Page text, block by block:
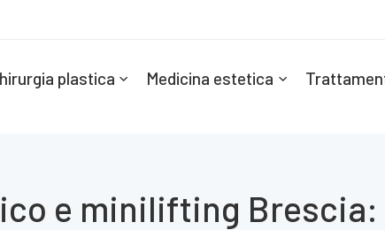
plastica Medicina estetica
e minilifting Brescia: